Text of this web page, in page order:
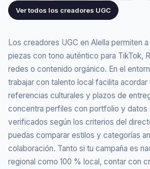
Ver todos los creadores UGC
Los creadores UGC en Alella permiten
piezas con tono auténtico para TikTok,
redes o contenido orgánico. En el
trabajar con talento local facilita acordar
referencias culturales y plazos de
concentra perfiles con portfolio y datos
verificados según los criterios del
puedas comparar estilos y categorías
colaboración. Tanto si tu campaña es
regional como 100 % local, contar con